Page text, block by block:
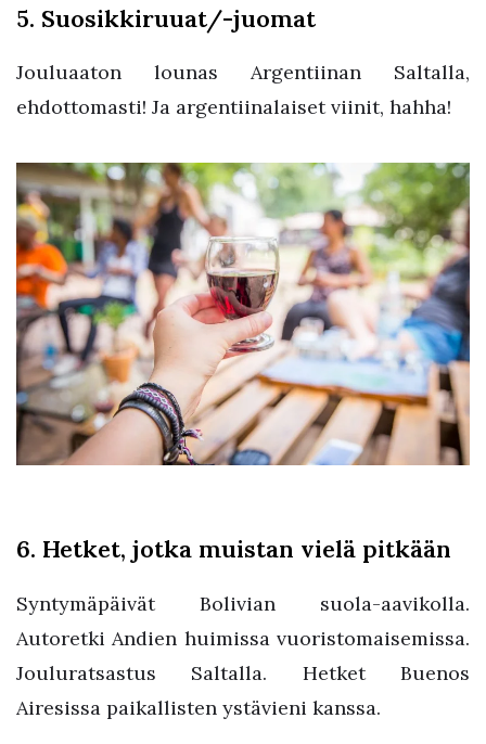
5. Suosikkiruuat/-juomat
Jouluaaton lounas Argentiinan Saltalla,
ehdottomasti! Ja argentiinalaiset viinit, hahha!
6. Hetket, jotka muistan vielä pitkään
Syntymäpäivät Bolivian suola-aavikolla.
Autoretki Andien huimissa vuoristomaisemissa.
Jouluratsastus Saltalla. Hetket Buenos
Airesissa paikallisten ystävieni kanssa.